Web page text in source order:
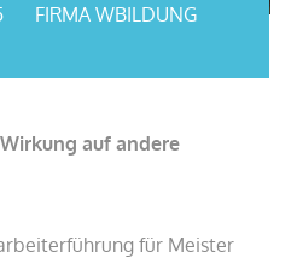
FIRMA WBILDUNG
auf andere
für Meister